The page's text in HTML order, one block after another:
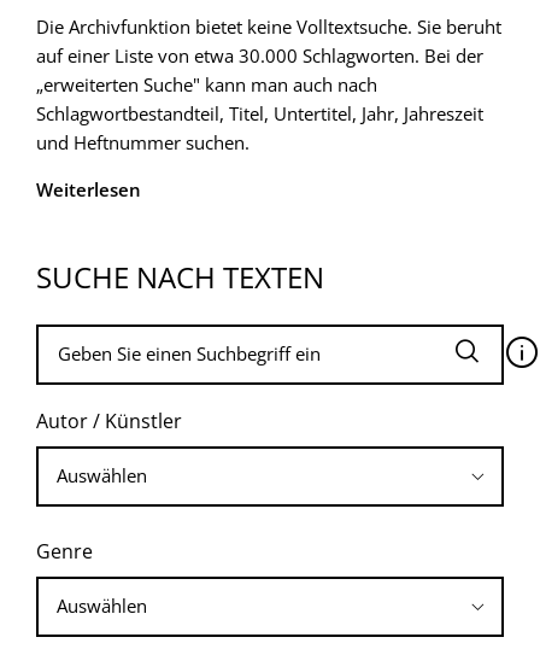
Die Archivfunktion bietet keine Volltextsuche. Sie beruht
auf einer Liste von etwa 30.000 Schlagworten. Bei der
„erweiterten Suche" kann man auch nach
Schlagwortbestandteil, Titel, Untertitel, Jahr, Jahreszeit
und Heftnummer suchen.
Weiterlesen
SUCHE NACH TEXTEN
🛈
Autor / Künstler
Genre